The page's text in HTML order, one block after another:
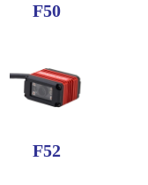
F50
F52